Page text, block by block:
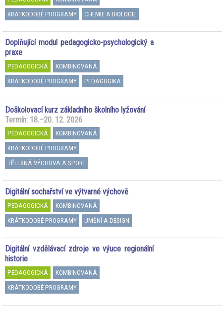
KRÁTKODOBÉ PROGRAMY
CHEMIE A BIOLOGIE
Doplňující modul pedagogicko-psychologický a
praxe
PEDAGOGICKÁ
KOMBINOVANÁ
KRÁTKODOBÉ PROGRAMY
PEDAGOGIKA
Doškolovací kurz základního školního lyžování
Termín: 18.–20. 12. 2026
PEDAGOGICKÁ
KOMBINOVANÁ
KRÁTKODOBÉ PROGRAMY
TĚLESNÁ VÝCHOVA A SPORT
Digitální sochařství ve výtvarné výchově
PEDAGOGICKÁ
KOMBINOVANÁ
KRÁTKODOBÉ PROGRAMY
UMĚNÍ A DESIGN
Digitální vzdělávací zdroje ve výuce regionální
historie
PEDAGOGICKÁ
KOMBINOVANÁ
KRÁTKODOBÉ PROGRAMY